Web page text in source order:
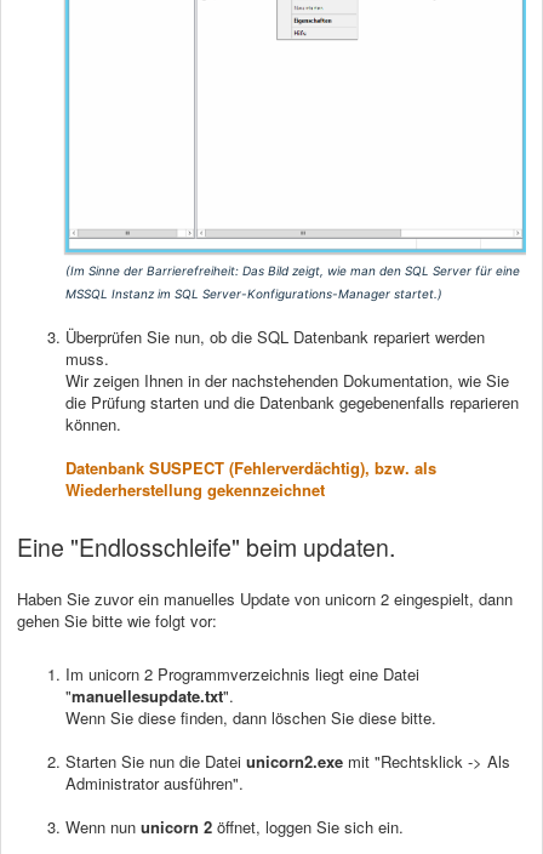
(Im Sinne der Barrierefreiheit: Das Bild zeigt, wie man den SQL Server für eine
MSSQL Instanz im SQL Server-Konfigurations-Manager startet. )
Überprüfen Sie nun, ob die SQL Datenbank repariert werden
muss.
Wir zeigen Ihnen in der nachstehenden Dokumentation, wie Sie
die Prüfung starten und die Datenbank gegebenenfalls reparieren
können.
Datenbank SUSPECT (Fehlerverdächtig), bzw. als
Wiederherstellung gekennzeichnet
Eine "Endlosschleife" beim updaten.
Haben Sie zuvor ein manuelles Update von unicorn 2 eingespielt, dann
gehen Sie bitte wie folgt vor:
Im unicorn 2 Programmverzeichnis liegt eine Datei
"manuellesupdate.txt".
Wenn Sie diese finden, dann löschen Sie diese bitte.
Starten Sie nun die Datei unicorn2.exe mit "Rechtsklick -> Als
Administrator ausführen".
Wenn nun unicorn 2 öffnet, loggen Sie sich ein.